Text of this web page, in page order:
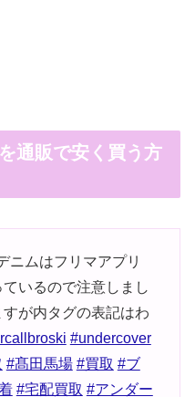
通販で安く買う方
ニムはフリマアプリ
いるので注意しまし
が内タグの表記はわ
#undercover
#髙田馬場 #買取 #ブ
#宅配買取 #アンダー